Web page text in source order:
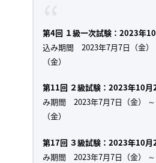
第4回 １級一次試験：2023年
込み期間 2023年7月7日（金）
（金）
第11回 ２級試験：2023年10月
み期間 2023年7月7日（金） ～
（金）
第17回 ３級試験：2023年10月
み期間 2023年7月7日（金） ～